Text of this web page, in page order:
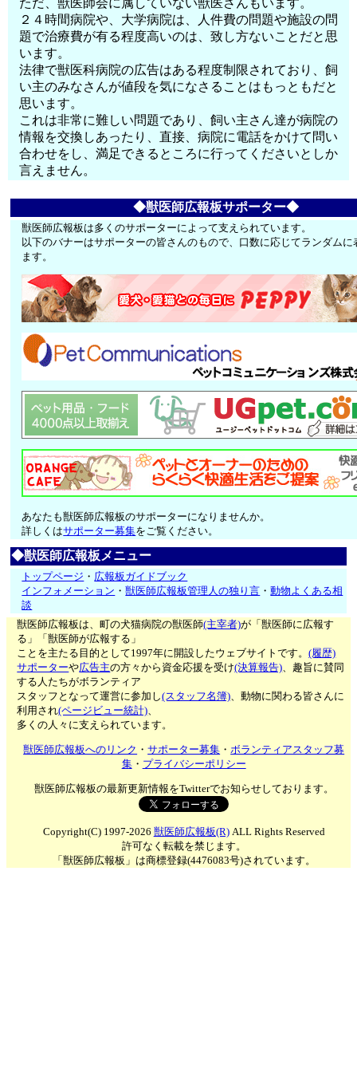
ただ、獣医師会に属していない獣医さんもいます。
２４時間病院や、大学病院は、人件費の問題や施設の問
題で治療費が有る程度高いのは、致し方ないことだと思
います。
法律で獣医科病院の広告はある程度制限されており、飼
い主のみなさんが値段を気になさることはもっともだと
思います。
これは非常に難しい問題であり、飼い主さん達が病院の
情報を交換しあったり、直接、病院に電話をかけて問い
合わせをし、満足できるところに行ってくださいとしか
言えません。
◆獣医師広報板サポーター◆
獣医師広報板は多くのサポーターによって支えられています。
以下のバナーはサポーターの皆さんのもので、口数に応じてランダムに
ます。
あなたも獣医師広報板のサポーターになりませんか。
詳しくはサポーター募集をご覧ください。
◆獣医師広報板メニュー
トップページ ・ 広報板ガイドブック
インフォメーション ・獣医師広報板管理人の独り言 ・動物よくある相
談
獣医師広報板は、町の犬猫病院の獣医師(主宰者)が「獣医師に広報す
る」「獣医師が広報する」
ことを主たる目的として1997年に開設したウェブサイトです。(履歴)
サポーターや広告主の方々から資金応援を受け(決算報告)、趣旨に賛同
する人たちがボランティア
スタッフとなって運営に参加し(スタッフ名簿)、動物に関わる皆さんに
利用され(ページビュー統計)、
多くの人々に支えられています。
獣医師広報板へのリンク ・サポーター募集 ・ボランティアスタッフ募
集・ プライバシーポリシー
獣医師広報板の最新更新情報をTwitterでお知らせしております。
Copyright(C) 1997-2026 獣医師広報板(R)ALL Rights Reserved
許可なく転載を禁じます。
「獣医師広報板」は商標登録(4476083号)されています。